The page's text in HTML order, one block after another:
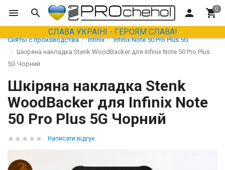
СЛАВА УКРАЇНІ - ГЕРОЯМ СЛАВА!
Сняты с производства Infinix
Infinix Note 50 Pro Plus 5G
Шкіряна накладка Stenk WoodBacker для Infinix Note 50 Pro Plus
5G Чорний
Шкіряна накладка Stenk
WoodBacker для Infinix Note
50 Pro Plus 5G Чорний
Написати відгук